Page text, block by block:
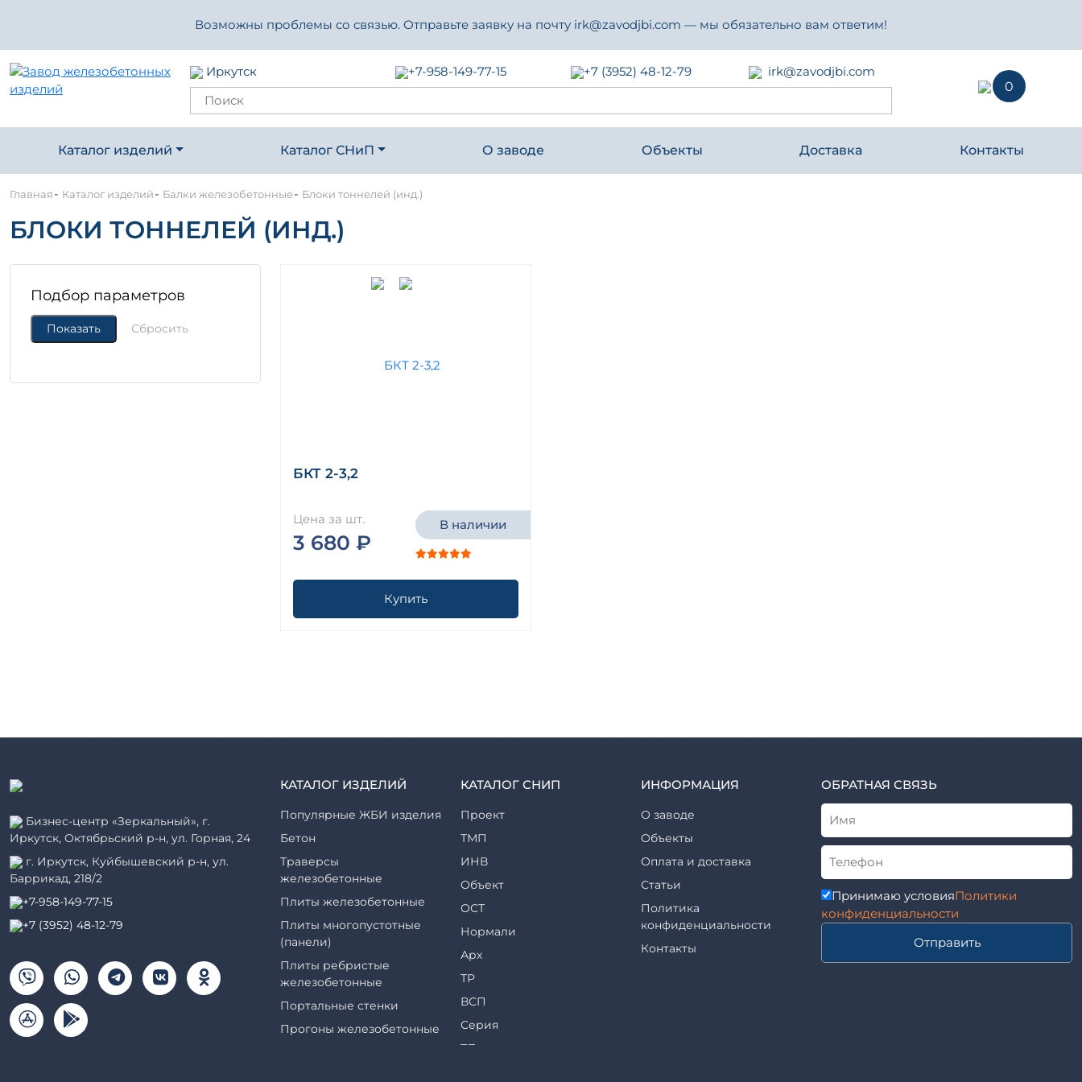
Возможны проблемы со связью. Отправьте заявку на почту irk@zavodjbi.com — мы обязательно вам ответим!
Иркутск +7-958-149-77-15 +7 (3952) 48-12-79
irk@zavodjbi.com
0
Каталог изделий Каталог СНиП О заводе Объекты Доставка Контакты
Главная- Каталог изделий- Балки железобетонные- Блоки тоннелей (инд.)
БЛОКИ ТОННЕЛЕЙ (ИНД.)
Подбор параметров
БКТ 2-3,2
Цена за шт.
3 680 ₽
В наличии
Купить
Бизнес-центр «Зеркальный», г.
Иркутск, Октябрьский р-н, ул. Горная, 24
г. Иркутск, Куйбышевский р-н, ул.
Баррикад, 218/2
+7-958-149-77-15
+7 (3952) 48-12-79
КАТАЛОГ ИЗДЕЛИЙ
Популярные ЖБИ изделия
Бетон
Траверсы
железобетонные
Плиты железобетонные
Плиты многопустотные
(панели)
Плиты ребристые
железобетонные
Портальные стенки
Прогоны железобетонные
КАТАЛОГ СНИП
Проект
ТМП
ИНВ
Объект
ОСТ
Нормали
Арх
ТР
ВСП
Серия
ТП
ИНФОРМАЦИЯ
О заводе
Объекты
Оплата и доставка
Статьи
Политика
конфиденциальности
Контакты
ОБРАТНАЯ СВЯЗЬ
Принимаю условияПолитики
конфиденциальности
Отправить